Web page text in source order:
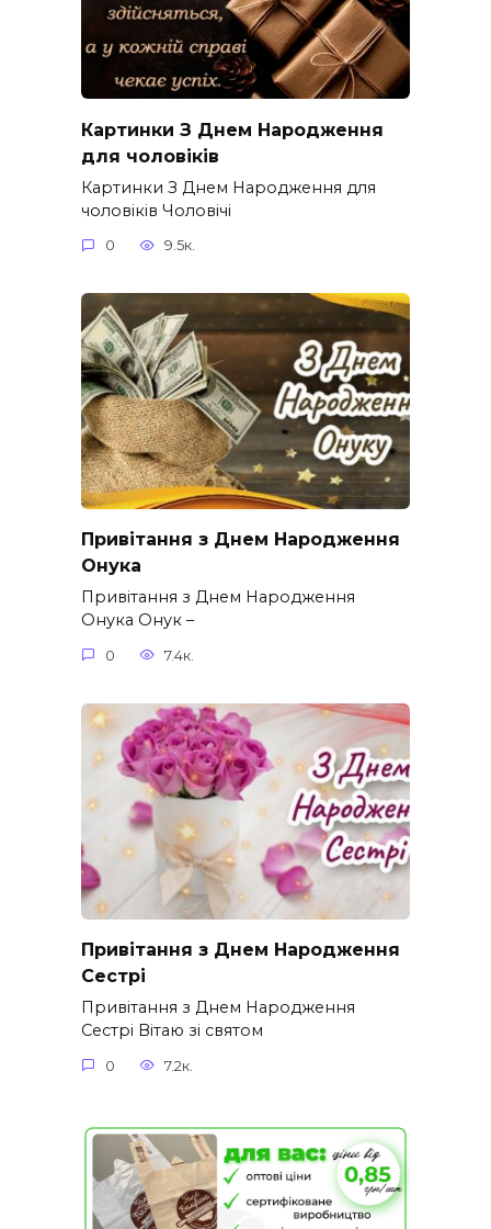
Картинки З Днем Народження
для чоловіків​
Картинки З Днем Народження для
чоловіків​ Чоловічі
0 9.5к.
Привітання з Днем Народження
Онука
Привітання з Днем Народження
Онука Онук –
0 7.4к.
Привітання з Днем Народження
Сестрі
Привітання з Днем Народження
Сестрі Вітаю зі святом
0 7.2к.